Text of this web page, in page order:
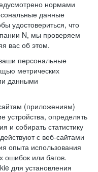
нормами
данные
удостовериться, что
N, мы проверяем
вас об этом.
персональные
метрических
данными
(приложениям)
устройства, определять
и собирать статистику
с веб-сайтами
опыта использования
ошибок или багов.
для установления